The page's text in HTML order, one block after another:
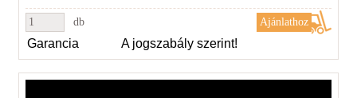
db
Garancia A jogszabály szerint!